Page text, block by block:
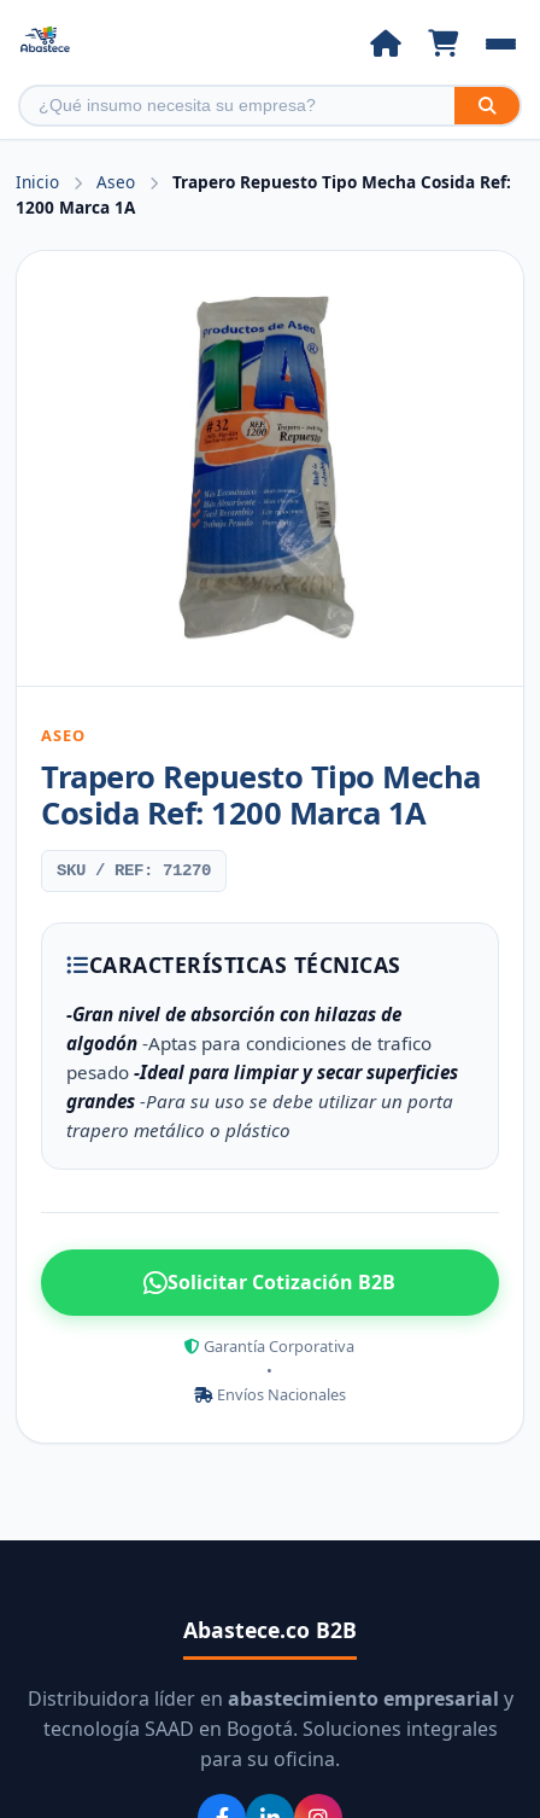
Inicio Aseo
Trapero Repuesto Tipo Mecha Cosida Ref:
1200 Marca 1A
ASEO
Trapero Repuesto Tipo Mecha
Cosida Ref: 1200 Marca 1A
SKU / REF: 71270
CARACTERÍSTICAS TÉCNICAS
-Gran nivel de absorción con hilazas de
algodón -Aptas para condiciones de trafico
pesado-Ideal para limpiar y secar superficies
grandes -Para su uso se debe utilizar un porta
trapero metálico o plástico
Solicitar Cotización B2B
Garantía Corporativa
•
Envíos Nacionales
Abastece.co B2B
Distribuidora líder en abastecimiento empresarial y
tecnología SAAD en Bogotá. Soluciones integrales
para su oficina.